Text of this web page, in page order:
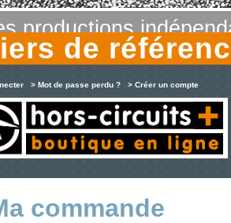
productions
de
> Mot de passe perdu ? > Créer un compte
commande